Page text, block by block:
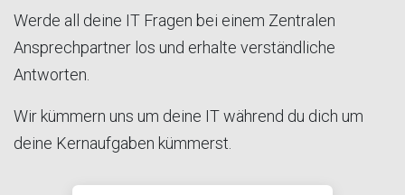
Werde all deine IT Fragen bei einem Zentralen
Ansprechpartner los und erhalte verständliche
Antworten.
Wir kümmern uns um deine IT während du dich um
deine Kernaufgaben kümmerst.